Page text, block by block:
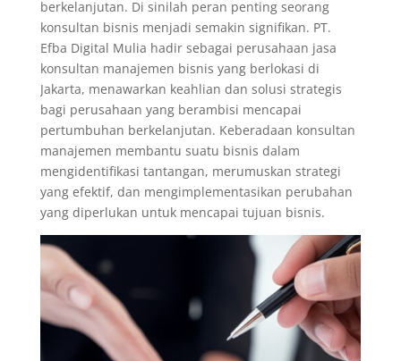
berkelanjutan. Di sinilah peran penting seorang
konsultan bisnis menjadi semakin signifikan. PT.
Efba Digital Mulia hadir sebagai perusahaan jasa
konsultan manajemen bisnis yang berlokasi di
Jakarta, menawarkan keahlian dan solusi strategis
bagi perusahaan yang berambisi mencapai
pertumbuhan berkelanjutan. Keberadaan konsultan
manajemen membantu suatu bisnis dalam
mengidentifikasi tantangan, merumuskan strategi
yang efektif, dan mengimplementasikan perubahan
yang diperlukan untuk mencapai tujuan bisnis.